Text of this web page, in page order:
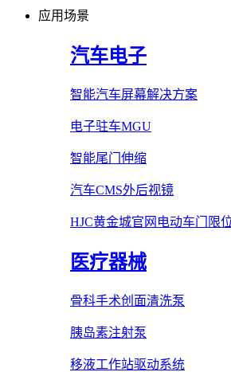
应用场景
汽车电子
智能汽车屏幕解决方案
电子驻车MGU
智能尾门伸缩
汽车CMS外后视镜
HJC黄金城官网电动车门限
医疗器械
骨科手术创面清洗泵
胰岛素注射泵
移液工作站驱动系统